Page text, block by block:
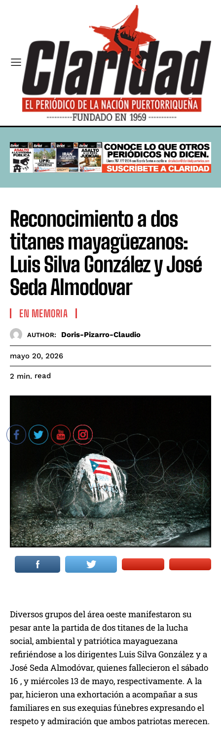
Reconocimiento a dos
titanes mayagüezanos:
Luis Silva González y José
Seda Almodovar
EN MEMORIA
AUTHOR: Doris-Pizarro-Claudio
mayo 20, 2026
2 min. read
Diversos grupos del área oeste manifestaron su
pesar ante la partida de dos titanes de la lucha
social, ambiental y patriótica mayaguezana
refiriéndose a los dirigentes Luis Silva González y a
José Seda Almodóvar, quienes fallecieron el sábado
16 , y miércoles 13 de mayo, respectivamente. A la
par, hicieron una exhortación a acompañar a sus
familiares en sus exequias fúnebres expresando el
respeto y admiración que ambos patriotas merecen.